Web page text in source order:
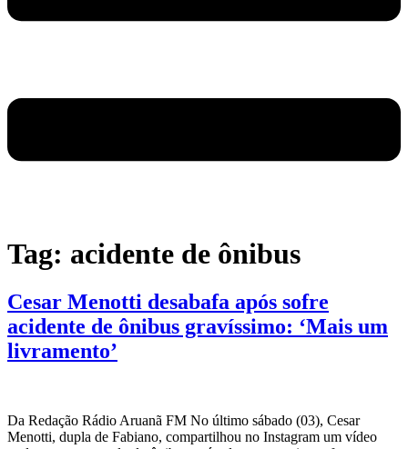
Tag: acidente de ônibus
Cesar Menotti desabafa após sofre
acidente de ônibus gravíssimo: ‘Mais um
livramento’
Da Redação Rádio Aruanã FM No último sábado (03), Cesar
Menotti, dupla de Fabiano, compartilhou no Instagram um vídeo